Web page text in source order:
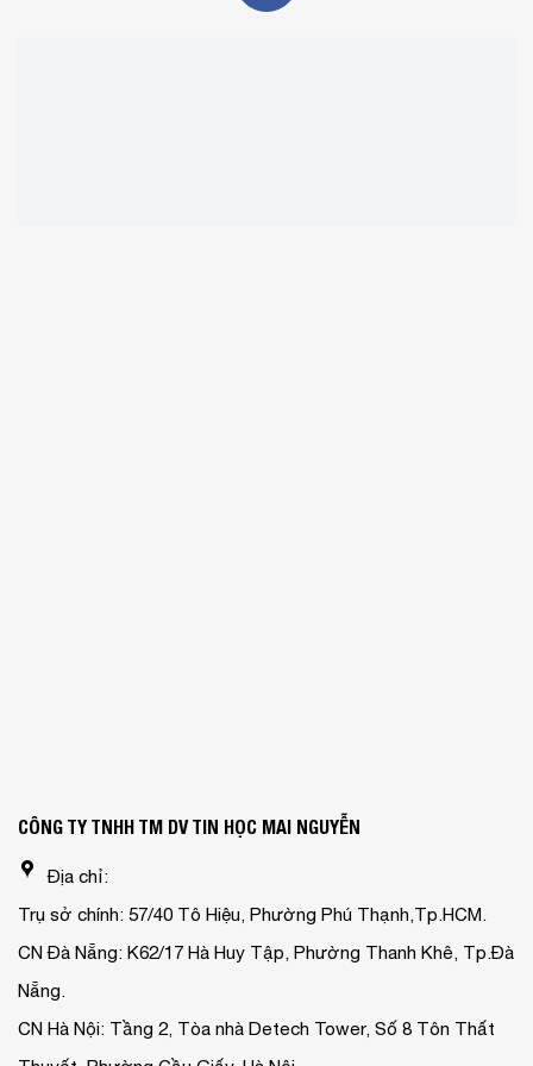
CÔNG TY TNHH TM DV TIN HỌC MAI NGUYỄN
Địa chỉ:
Trụ sở chính: 57/40 Tô Hiệu, Phường Phú Thạnh,Tp.HCM.
CN Đà Nẵng: K62/17 Hà Huy Tập, Phường Thanh Khê, Tp.Đà
Nẵng.
CN Hà Nội: Tầng 2, Tòa nhà Detech Tower, Số 8 Tôn Thất